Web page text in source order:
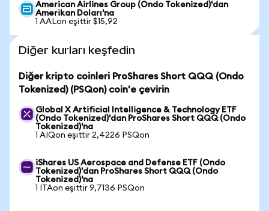
American Airlines Group (Ondo Tokenized)'dan
Amerikan Doları'na
1 AALon eşittir $15,92
Diğer kurları keşfedin
Diğer kripto coinleri ProShares Short QQQ (Ondo
Tokenized) (PSQon) coin'e çevirin
Global X Artificial Intelligence & Technology ETF
(Ondo Tokenized)'dan ProShares Short QQQ (Ondo
Tokenized)'na
1 AIQon eşittir 2,4226 PSQon
iShares US Aerospace and Defense ETF (Ondo
Tokenized)'dan ProShares Short QQQ (Ondo
Tokenized)'na
1 ITAon eşittir 9,7136 PSQon